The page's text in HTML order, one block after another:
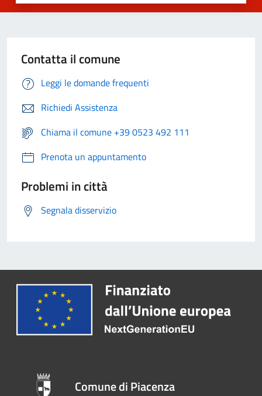
Contatta il comune
Leggi le domande frequenti
Richiedi Assistenza
Chiama il comune +39 0523 492 111
Prenota un appuntamento
Problemi in città
Segnala disservizio
Comune di Piacenza